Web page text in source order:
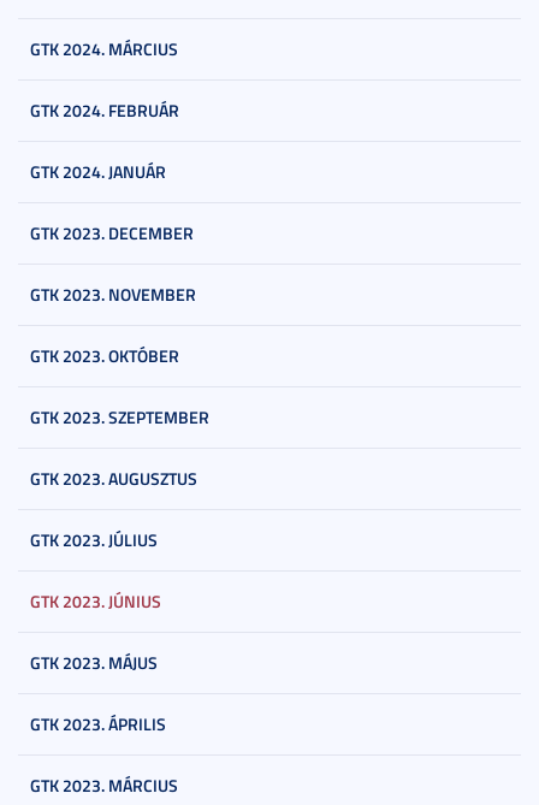
GTK 2024. MÁRCIUS
GTK 2024. FEBRUÁR
GTK 2024. JANUÁR
GTK 2023. DECEMBER
GTK 2023. NOVEMBER
GTK 2023. OKTÓBER
GTK 2023. SZEPTEMBER
GTK 2023. AUGUSZTUS
GTK 2023. JÚLIUS
GTK 2023. JÚNIUS
GTK 2023. MÁJUS
GTK 2023. ÁPRILIS
GTK 2023. MÁRCIUS